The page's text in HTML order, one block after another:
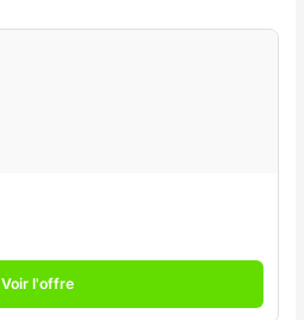
Voir l'offre